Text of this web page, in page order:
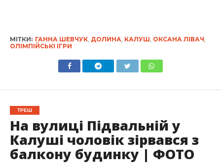
МІТКИ: ГАННА ШЕВЧУК, ДОЛИНА КАЛУШ ОКСАНА ЛІВАЧ
ОЛІМПІЙСЬКІ ІГРИ
ТРЕШ
На вулиці Підвальній у
Калуші чоловік зірвався з
балкону будинку | ФОТО